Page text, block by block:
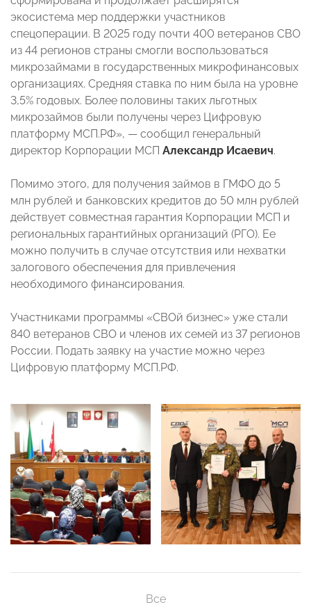
экосистема мер поддержки участников
спецоперации. В 2025 году почти 400 ветеранов СВО
из 44 регионов страны смогли воспользоваться
микрозаймами в государственных микрофинансовых
организациях. Средняя ставка по ним была на уровне
3,5% годовых. Более половины таких льготных
микрозаймов были получены через Цифровую
платформу МСП.РФ», — сообщил генеральный
директор Корпорации МСП Александр Исаевич.
Помимо этого, для получения займов в ГМФО до 5
млн рублей и банковских кредитов до 50 млн рублей
действует совместная гарантия Корпорации МСП и
региональных гарантийных организаций (РГО). Ее
можно получить в случае отсутствия или нехватки
залогового обеспечения для привлечения
необходимого финансирования.
Участниками программы «СВОй бизнес» уже стали
840 ветеранов СВО и членов их семей из 37 регионов
России. Подать заявку на участие можно через
Цифровую платформу МСП.РФ.
Все